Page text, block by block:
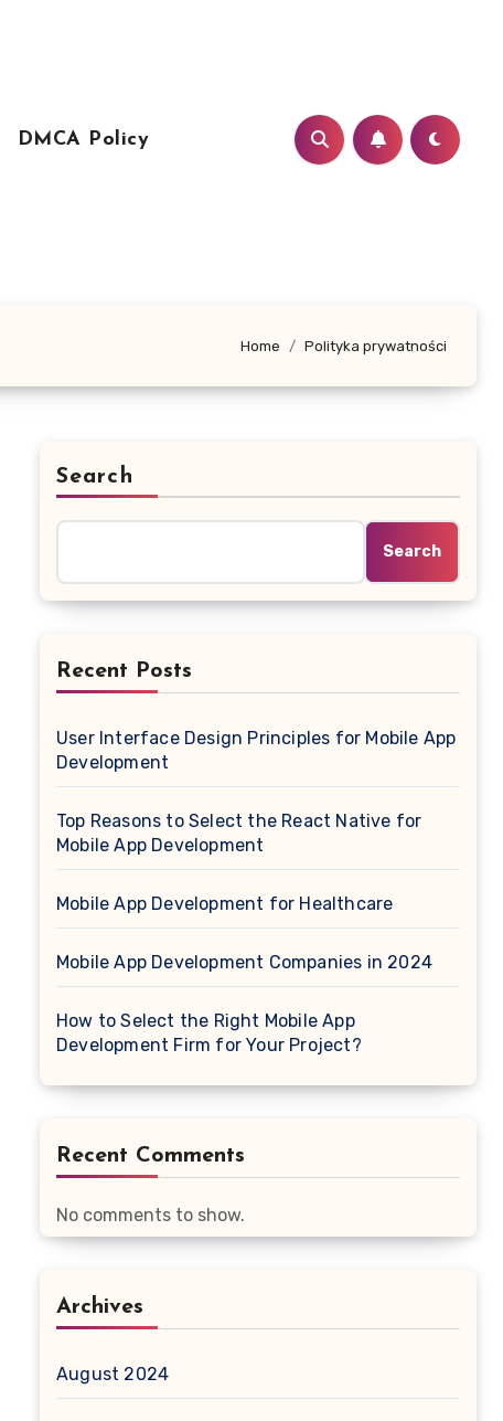
DMCA Policy
Home Polityka prywatności
Search
Search
Recent Posts
User Interface Design Principles for Mobile App
Development
Top Reasons to Select the React Native for
Mobile App Development
Mobile App Development for Healthcare
Mobile App Development Companies in 2024
How to Select the Right Mobile App
Development Firm for Your Project?
Recent Comments
No comments to show.
Archives
August 2024